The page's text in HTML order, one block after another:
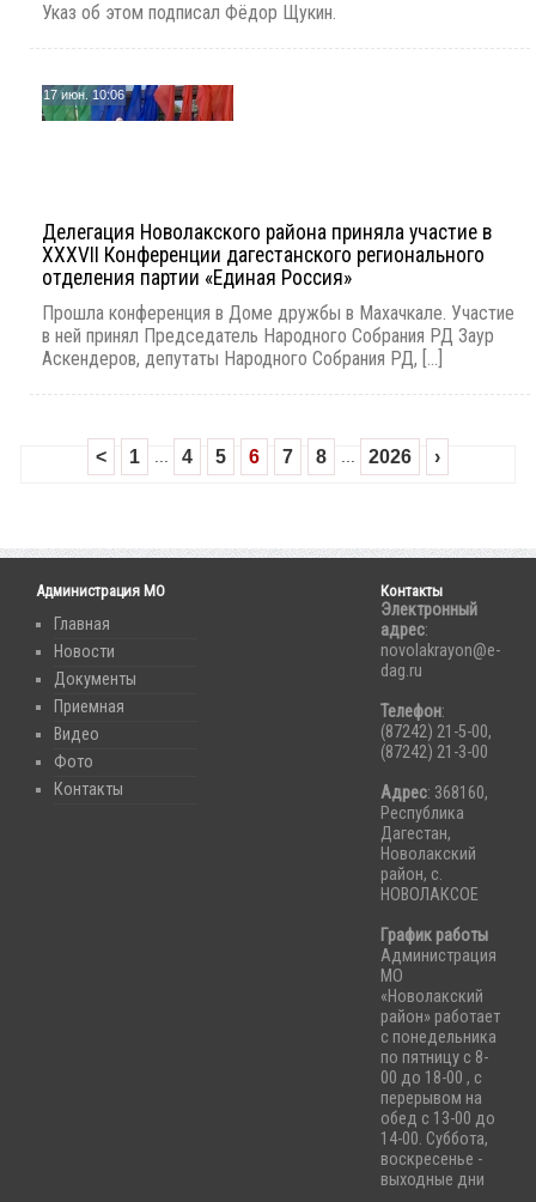
Указ об этом подписал Фёдор Щукин.
17 июн. 10:06
Делегация Новолакского района приняла участие в
XXXVII Конференции дагестанского регионального
отделения партии «Единая Россия»
Прошла конференция в Доме дружбы в Махачкале. Участие
в ней принял Председатель Народного Собрания РД Заур
Аскендеров, депутаты Народного Собрания РД, [...]
< 1 4 5 6 7 8 2026 ›
Администрация МО
Главная
Новости
Документы
Приемная
Видео
Фото
Контакты
Контакты
Электронный
адрес:
novolakrayon@e-
dag.ru
Телефон:
(87242) 21-5-00,
(87242) 21-3-00
Адрес: 368160,
Республика
Дагестан,
Новолакский
район, с.
НОВОЛАКСОЕ
График работы
Администрация
МО
«Новолакский
район» работает
с понедельника
по пятницу с 8-
00 до 18-00 , с
перерывом на
обед с 13-00 до
14-00. Суббота,
воскресенье -
выходные дни